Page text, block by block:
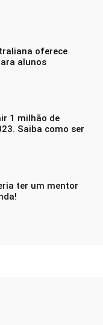
oferece
alunos
1 milhão de
Saiba como ser
ter um mentor